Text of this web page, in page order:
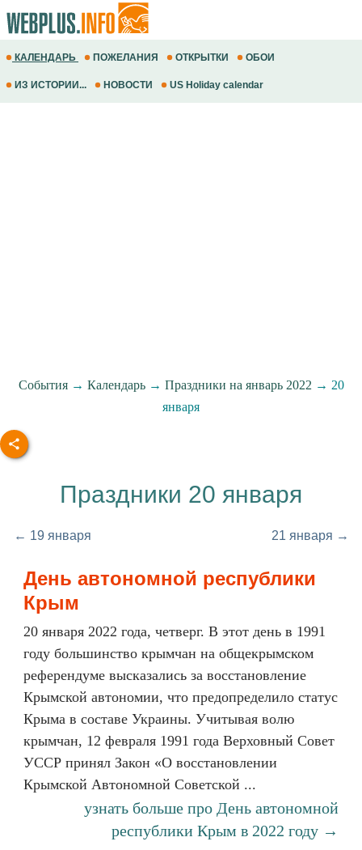
КАЛЕНДАРЬ ПОЖЕЛАНИЯ ОТКРЫТКИ ОБОИ
ИЗ ИСТОРИИ... НОВОСТИ US Holiday calendar
События→ Календарь→ Праздники на январь 2022 → 20
января
Праздники 20 января
← 19 января 21 января →
День автономной республики
Крым
20 января 2022 года, четверг. В этот день в 1991
году большинство крымчан на общекрымском
референдуме высказались за восстановление
Крымской автономии, что предопределило статус
Крыма в составе Украины. Учитывая волю
крымчан, 12 февраля 1991 года Верховный Совет
УССР принял Закон «О восстановлении
Крымской Автономной Советской ...
узнать больше про День автономной
республики Крым в 2022 году →